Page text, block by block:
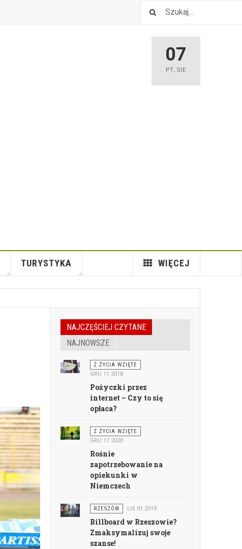
07
PT, SIE
TURYSTYKA WIĘCEJ
NAJCZĘŚCIEJ CZYTANE
NAJNOWSZE
Z ŻYCIA WZIĘTE
GRU 11 2018
Pożyczki przez
internet – Czy to się
opłaca?
Z ŻYCIA WZIĘTE
GRU 17 2020
Rośnie
zapotrzebowanie na
opiekunki w
Niemczech
RZESZÓW LIS 01 2019
Billboard w Rzeszowie?
Zmaksymalizuj swoje
szanse!